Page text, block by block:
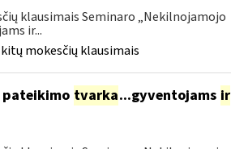
klausimais Seminaro „Nekilnojamojo
ir...
mokesčių klausimais
tvarka...gyventojams ir